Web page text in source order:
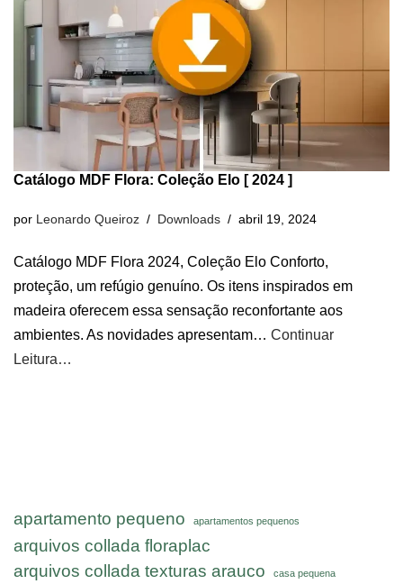
Catálogo MDF Flora: Coleção Elo [ 2024 ]
por Leonardo Queiroz Downloads abril 19, 2024
Catálogo MDF Flora 2024, Coleção Elo Conforto,
proteção, um refúgio genuíno. Os itens inspirados em
madeira oferecem essa sensação reconfortante aos
ambientes. As novidades apresentam… Continuar
Leitura…
apartamento pequeno apartamentos pequenos
arquivos collada floraplac
arquivos collada texturas arauco
casa pequena